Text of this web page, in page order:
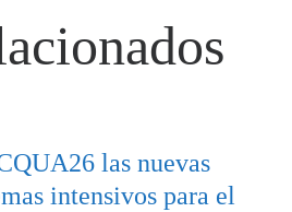
las nuevas
intensivos para el